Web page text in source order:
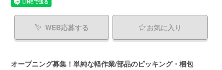
WEB応募する お気に入り
オープニング募集！単純な軽作業/部品のピッキング・梱包